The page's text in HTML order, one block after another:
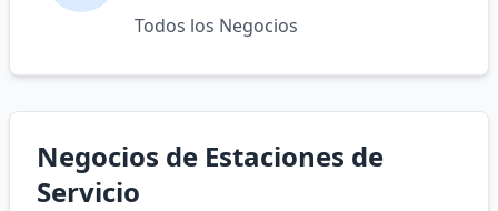
Todos los Negocios
Negocios de Estaciones de
Servicio